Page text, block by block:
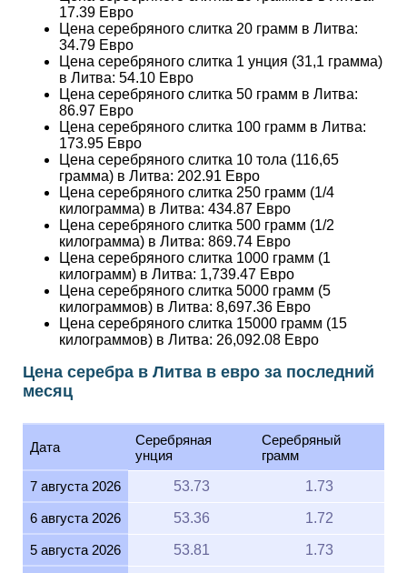
17.39 Евро
Цена серебряного слитка 20 грамм в Литва:
34.79 Евро
Цена серебряного слитка 1 унция (31,1 грамма)
в Литва: 54.10 Евро
Цена серебряного слитка 50 грамм в Литва:
86.97 Евро
Цена серебряного слитка 100 грамм в Литва:
173.95 Евро
Цена серебряного слитка 10 тола (116,65
грамма) в Литва: 202.91 Евро
Цена серебряного слитка 250 грамм (1/4
килограмма) в Литва: 434.87 Евро
Цена серебряного слитка 500 грамм (1/2
килограмма) в Литва: 869.74 Евро
Цена серебряного слитка 1000 грамм (1
килограмм) в Литва: 1,739.47 Евро
Цена серебряного слитка 5000 грамм (5
килограммов) в Литва: 8,697.36 Евро
Цена серебряного слитка 15000 грамм (15
килограммов) в Литва: 26,092.08 Евро
Цена серебра в Литва в евро за последний
месяц
Дата
Серебряная
унция
Серебряный
грамм
7 августа 2026
53.73 1.73
6 августа 2026 53.36 1.72
5 августа 2026 53.81 1.73